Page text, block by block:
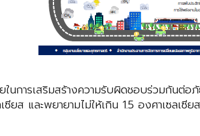
นการเสริมสร้างความรับผิดชอบร่วมกัน
ยส และพยายามไม่ให้เกิน 1.5 องศาเซลเ